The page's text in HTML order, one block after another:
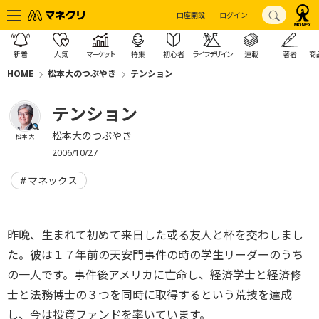
口座開設 ログイン
新着 人気 マーケット 特集 初心者 ライフデザイン 連載 著者 商
HOME 松本大のつぶやき テンション
松本 大
テンション
松本大のつぶやき
2006/10/27
マネックス
昨晩、生まれて初めて来日した或る友人と杯を交わしまし
た。彼は１７年前の天安門事件の時の学生リーダーのうち
の一人です。事件後アメリカに亡命し、経済学士と経済修
士と法務博士の３つを同時に取得するという荒技を達成
し、今は投資ファンドを率いています。